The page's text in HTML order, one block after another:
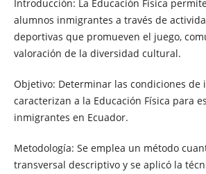
Introducción: La Educación Física
alumnos inmigrantes a través de
deportivas que promueven el juego,
valoración de la diversidad cultural.
Objetivo: Determinar las condiciones de
caracterizan a la Educación Física para
inmigrantes en Ecuador.
Metodología: Se emplea un método
transversal descriptivo y se aplicó la